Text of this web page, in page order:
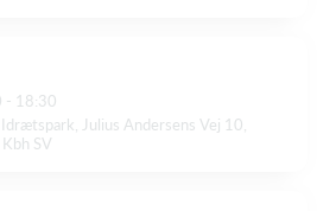
- 18:30
Julius Andersens Vej 10,
SV